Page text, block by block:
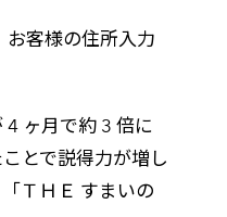
お客様の住所入力
ヶ月で約 3 倍に
とで説得力が増し
ＴＨＥ すまいの